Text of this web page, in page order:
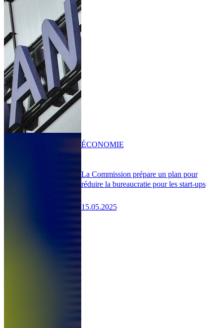
La Commission prépare un plan pour
réduire la bureaucratie pour les start-ups
15.05.2025
ÉCONOMIE